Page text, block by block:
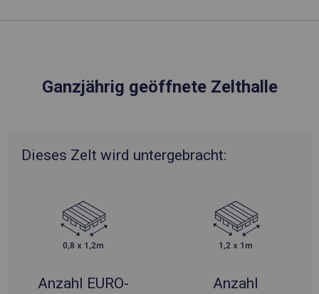
Ganzjährig geöffnete Zelthalle
Dieses Zelt wird untergebracht:
Anzahl EURO-
Anzahl